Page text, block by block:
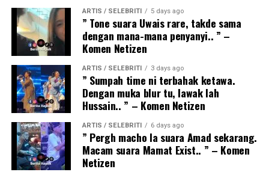
ARTIS / SELEBRITI 5 days ago
” Tone suara Uwais rare, takde sama
dengan mana-mana penyanyi.. ” –
Komen Netizen
ARTIS / SELEBRITI 3 days ago
” Sumpah time ni terbahak ketawa.
Dengan muka blur tu, lawak lah
Hussain.. ” – Komen Netizen
ARTIS / SELEBRITI 6 days ago
” Pergh macho la suara Amad sekarang.
Macam suara Mamat Exist.. ” – Komen
Netizen